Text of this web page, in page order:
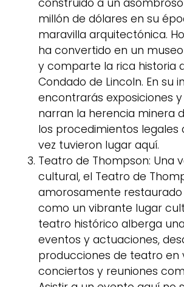
millón de dólares en su
maravilla arquitectónica.
ha convertido en un
y comparte la rica historia
Condado de Lincoln. En su
encontrarás exposiciones
narran la herencia minera
los procedimientos legales
vez tuvieron lugar aquí.
Teatro de Thompson: Una
cultural, el Teatro de
amorosamente restaurado
como un vibrante lugar
teatro histórico alberga
eventos y actuaciones,
producciones de teatro en
conciertos y reuniones